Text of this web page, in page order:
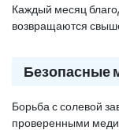
Каждый месяц
возвращаются
Безопасные
Борьба с солевой
проверенными